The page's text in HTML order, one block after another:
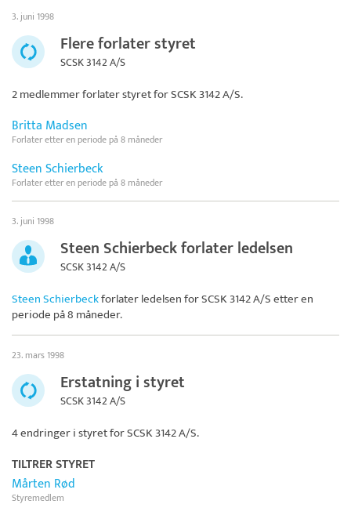
3. juni 1998
Flere forlater styret
SCSK 3142 A/S
2 medlemmer forlater styret forSCSK 3142 A/S.
Britta Madsen
Forlater etter en periode på 8 måneder
Steen Schierbeck
Forlater etter en periode på 8 måneder
3. juni 1998
Steen Schierbeck forlater ledelsen
SCSK 3142 A/S
Steen Schierbeckforlater ledelsen forSCSK 3142 A/Setter en
periode på 8 måneder.
23. mars 1998
Erstatning i styret
SCSK 3142 A/S
4 endringer i styret forSCSK 3142 A/S.
TILTRER STYRET
Mårten Rød
Styremedlem